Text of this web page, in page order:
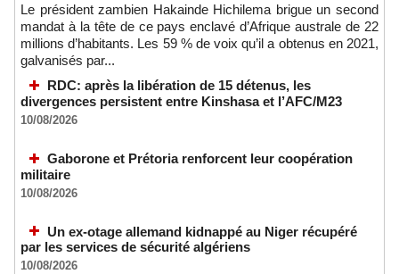
Le président zambien Hakainde Hichilema brigue un second
mandat à la tête de ce pays enclavé d’Afrique australe de 22
millions d’habitants. Les 59 % de voix qu’il a obtenus en 2021,
galvanisés par...
RDC: après la libération de 15 détenus, les
divergences persistent entre Kinshasa et l’AFC/M23
10/08/2026
Gaborone et Prétoria renforcent leur coopération
militaire
10/08/2026
Un ex-otage allemand kidnappé au Niger récupéré
par les services de sécurité algériens
10/08/2026